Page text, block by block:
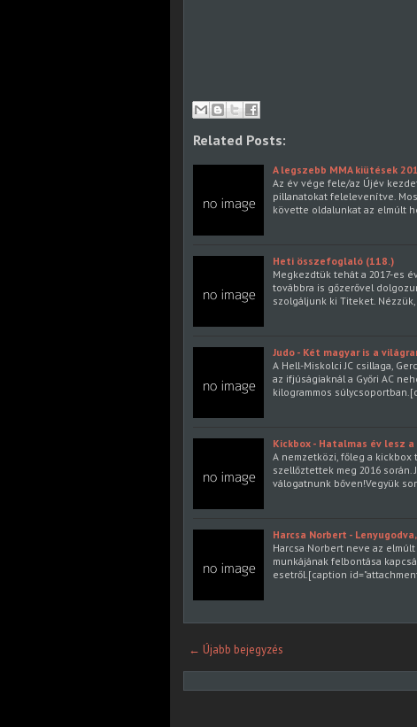
Related Posts:
A legszebb MMA kiütések
Az év vége fele/az Újév
pillanatokat felelevenítve.
követte oldalunkat az elmúlt
Heti összefoglaló (118.)
Megkezdtük tehát a 2017-es
továbbra is gőzerővel
szolgáljunk ki Titeket. Nézzük,
Judo - Két magyar is a
A Hell-Miskolci JC csillaga,
az ifjúságiaknál a Győri AC
kilogrammos
Kickbox - Hatalmas év lesz a
A nemzetközi, főleg a
szellőztettek meg 2016
válogatnunk bőven!Vegyük
Harcsa Norbert -
Harcsa Norbert neve az
munkájának felbontása
esetről.[caption
← Újabb bejegyzés